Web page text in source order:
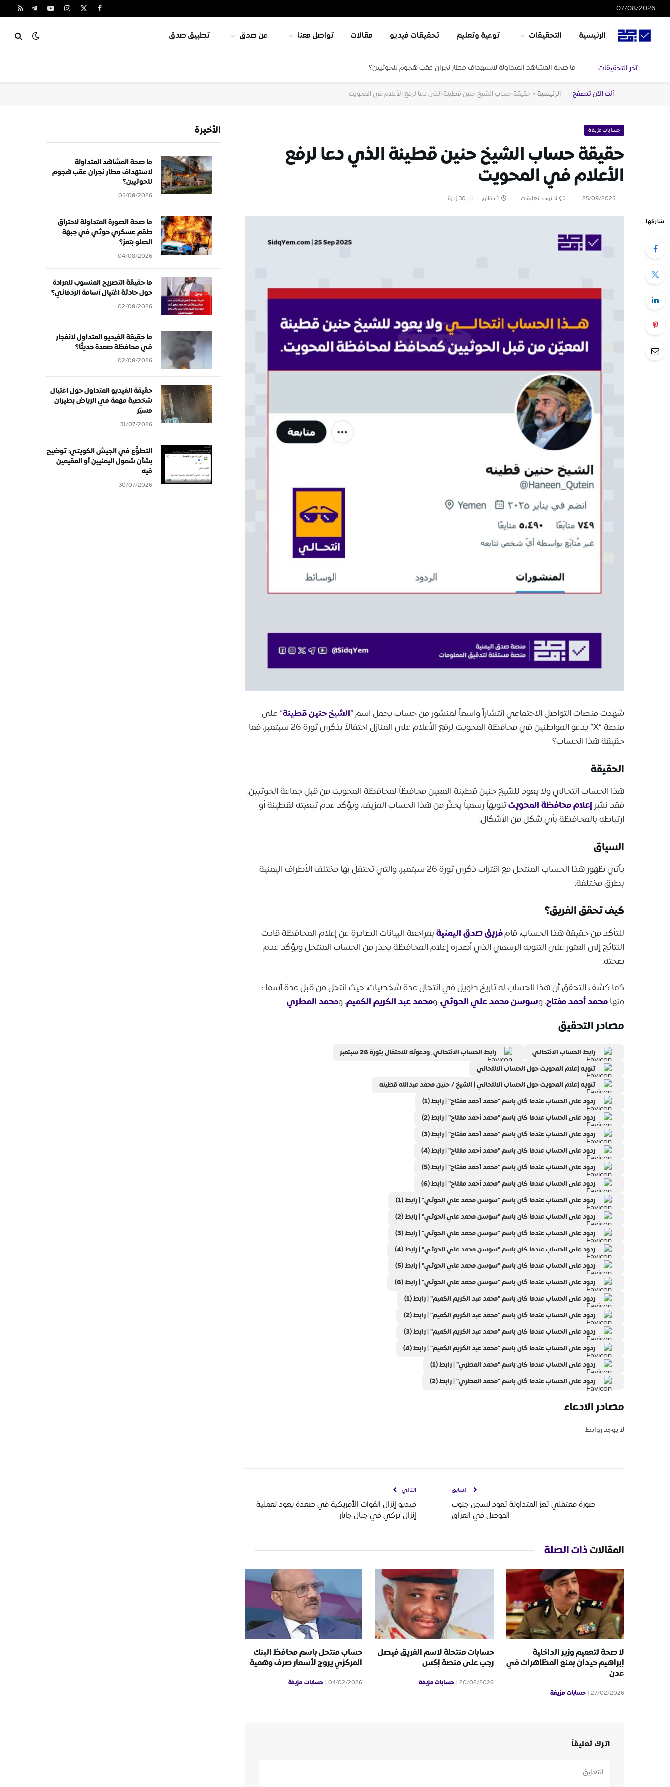
07/08/2026 فيسبوك
X
الانستغراميوتيوبتيلقرامRSS
الرئيسية التحقيقات توعية وتعليم تحقيقات فيديو مقالات تواصل معنا عن صدق تطبيق صدق
آخر التحقيقات ما صحة المشاهد المتداولة لاستهداف مطار نجران عقب هجوم للحوثيين؟
أنت الآن تتصفح: الرئيسية» حقيقة حساب الشيخ حنين قطينة الذي دعا لرفع الأعلام في المحويت
حسابات مزيفة
حقيقة حساب الشيخ حنين قطينة الذي دعا لرفع
الأعلام في المحويت
25/09/2025 لا توجد تعليقات 1 دقائق 30زيارة
شاركها
شهدت منصات التواصل الاجتماعي انتشاراً واسعاً لمنشور من حساب يحمل اسم “الشيخ حنين قطينة” على
منصة “X” يدعو المواطنين في محافظة المحويت لرفع الأعلام على المنازل احتفالاً بذكرى ثورة 26 سبتمبر، فما
حقيقة هذا الحساب؟
الحقيقة
هذا الحساب انتحالي ولا يعود للشيخ حنين قطينة المعين محافظاً لمحافظة المحويت من قبل جماعة الحوثيين.
فقد نشرإعلام محافظة المحويتتنويهاً رسمياً يحذّر من هذا الحساب المزيف، ويؤكد عدم تبعيته لقطينة أو
ارتباطه بالمحافظة بأي شكل من الأشكال.
السياق
يأتي ظهور هذا الحساب المنتحل مع اقتراب ذكرى ثورة 26 سبتمبر، والتي تحتفل بها مختلف الأطراف اليمنية
بطرق مختلفة.
كيف تحقق الفريق؟
للتأكد من حقيقة هذا الحساب، قامفريق صدق اليمنيةبمراجعة البيانات الصادرة عن إعلام المحافظة قادت
النتائج إلى العثور على التنويه الرسمي الذي أصدره إعلام المحافظة يحذر من الحساب المنتحل ويؤكد عدم
صحته.
كما كشف التحقق أن هذا الحساب له تاريخ طويل في انتحال عدة شخصيات، حيث انتحل من قبل عدة أسماء
منهامحمد أحمد مفتاح، وسوسن محمد علي الحوثي، ومحمد عبد الكريم الكميم، ومحمد المطري.
مصادر التحقيق
رابط الحساب الانتحالي
رابط الحساب الانتحالي٬ ودعوته للاحتفال بثورة 26 سبتمبر
تنويه إعلام المحويت حول الحساب الانتحالي
تنويه إعلام المحويت حول الحساب الانتحالي | الشيخ / حنين محمد عبدالله قطينه
ردود على الحساب عندما كان باسم "محمد أحمد مفتاح" | رابط (1)
ردود على الحساب عندما كان باسم "محمد أحمد مفتاح" | رابط (2)
ردود على الحساب عندما كان باسم "محمد أحمد مفتاح" | رابط (3)
ردود على الحساب عندما كان باسم "محمد أحمد مفتاح" | رابط (4)
ردود على الحساب عندما كان باسم "محمد أحمد مفتاح" | رابط (5)
ردود على الحساب عندما كان باسم "محمد أحمد مفتاح" | رابط (6)
ردود على الحساب عندما كان باسم "سوسن محمد علي الحوثي" | رابط (1)
ردود على الحساب عندما كان باسم "سوسن محمد علي الحوثي" | رابط (2)
ردود على الحساب عندما كان باسم "سوسن محمد علي الحوثي" | رابط (3)
ردود على الحساب عندما كان باسم "سوسن محمد علي الحوثي" | رابط (4)
ردود على الحساب عندما كان باسم "سوسن محمد علي الحوثي" | رابط (5)
ردود على الحساب عندما كان باسم "سوسن محمد علي الحوثي" | رابط (6)
ردود على الحساب عندما كان باسم "محمد عبد الكريم الكميم" | رابط (1)
ردود على الحساب عندما كان باسم "محمد عبد الكريم الكميم" | رابط (2)
ردود على الحساب عندما كان باسم "محمد عبد الكريم الكميم" | رابط (3)
ردود على الحساب عندما كان باسم "محمد عبد الكريم الكميم" | رابط (4)
ردود على الحساب عندما كان باسم "محمد المطري" | رابط (1)
ردود على الحساب عندما كان باسم "محمد المطري" | رابط (2)
مصادر الادعاء
لا يوجد روابط
السابق
صورة معتقلي تعز المتداولة تعود لسجن جنوب
الموصل في العراق
التالي
فيديو إنزال القوات الأمريكية في صعدة يعود لعملية
إنزال تركي في جبال جابار
المقالاتذات الصلة
لا صحة لتعميم وزير الداخلية
إبراهيم حيدان بمنع المظاهرات في
عدن
27/02/2026 حسابات مزيفة
حسابات منتحلة لاسم الفريق فيصل
رجب على منصة إكس
20/02/2026 حسابات مزيفة
حساب منتحل باسم محافظ البنك
المركزي يروج لأسعار صرف وهمية
04/02/2026 حسابات مزيفة
اترك تعليقاً
الأخيرة
ما صحة المشاهد المتداولة
لاستهداف مطار نجران عقب هجوم
للحوثيين؟
05/08/2026
ما صحة الصورة المتداولة لاحتراق
طقم عسكري حوثي في جبهة
الصلو بتعز؟
04/08/2026
ما حقيقة التصريح المنسوب للعرادة
حول حادثة اغتيال أسامة الردفاني؟
02/08/2026
ما حقيقة الفيديو المتداول لانفجار
في محافظة صعدة حديثًا؟
02/08/2026
حقيقة الفيديو المتداول حول اغتيال
شخصية مهمة في الرياض بطيران
مسيَّر
31/07/2026
التطوُّع في الجيش الكويتي: توضيح
بشأن شمول اليمنيين أو المقيمين
فيه
30/07/2026